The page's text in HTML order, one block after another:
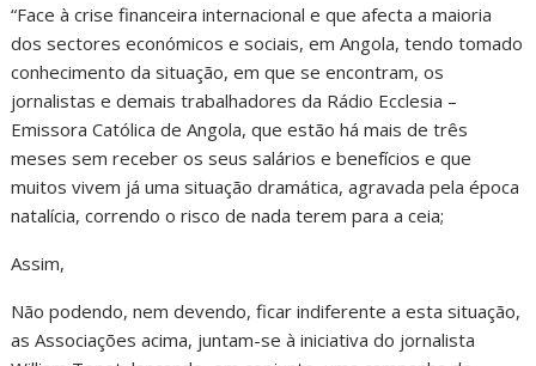
“Face à crise financeira internacional e que afecta a maioria
dos sectores económicos e sociais, em Angola, tendo tomado
conhecimento da situação, em que se encontram, os
jornalistas e demais trabalhadores da Rádio Ecclesia –
Emissora Católica de Angola, que estão há mais de três
meses sem receber os seus salários e benefícios e que
muitos vivem já uma situação dramática, agravada pela época
natalícia, correndo o risco de nada terem para a ceia;
Assim,
Não podendo, nem devendo, ficar indiferente a esta situação,
as Associações acima, juntam-se à iniciativa do jornalista